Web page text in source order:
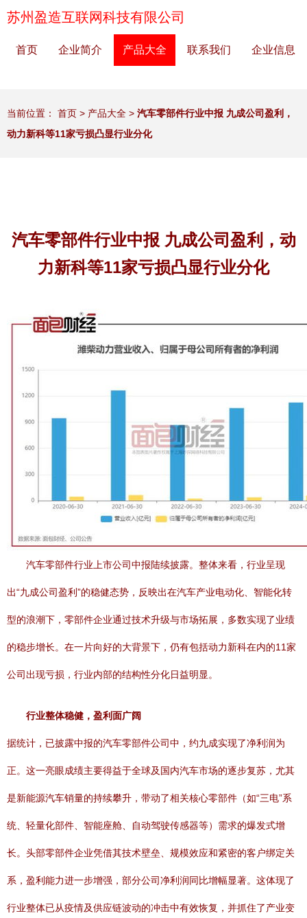
苏州盈造互联网科技有限公司
首页 企业简介 产品大全 联系我们 企业信息
当前位置： 首页 > 产品大全 > 汽车零部件行业中报 九成公司盈利，
动力新科等11家亏损凸显行业分化
汽车零部件行业中报 九成公司盈利，动
力新科等11家亏损凸显行业分化
汽车零部件行业上市公司中报陆续披露。整体来看，行业呈现
出“九成公司盈利”的稳健态势，反映出在汽车产业电动化、智能化转
型的浪潮下，零部件企业通过技术升级与市场拓展，多数实现了业绩
的稳步增长。在一片向好的大背景下，仍有包括动力新科在内的11家
公司出现亏损，行业内部的结构性分化日益明显。
行业整体稳健，盈利面广阔
据统计，已披露中报的汽车零部件公司中，约九成实现了净利润为
正。这一亮眼成绩主要得益于全球及国内汽车市场的逐步复苏，尤其
是新能源汽车销量的持续攀升，带动了相关核心零部件（如“三电”系
统、轻量化部件、智能座舱、自动驾驶传感器等）需求的爆发式增
长。头部零部件企业凭借其技术壁垒、规模效应和紧密的客户绑定关
系，盈利能力进一步增强，部分公司净利润同比增幅显著。这体现了
行业整体已从疫情及供应链波动的冲击中有效恢复，并抓住了产业变